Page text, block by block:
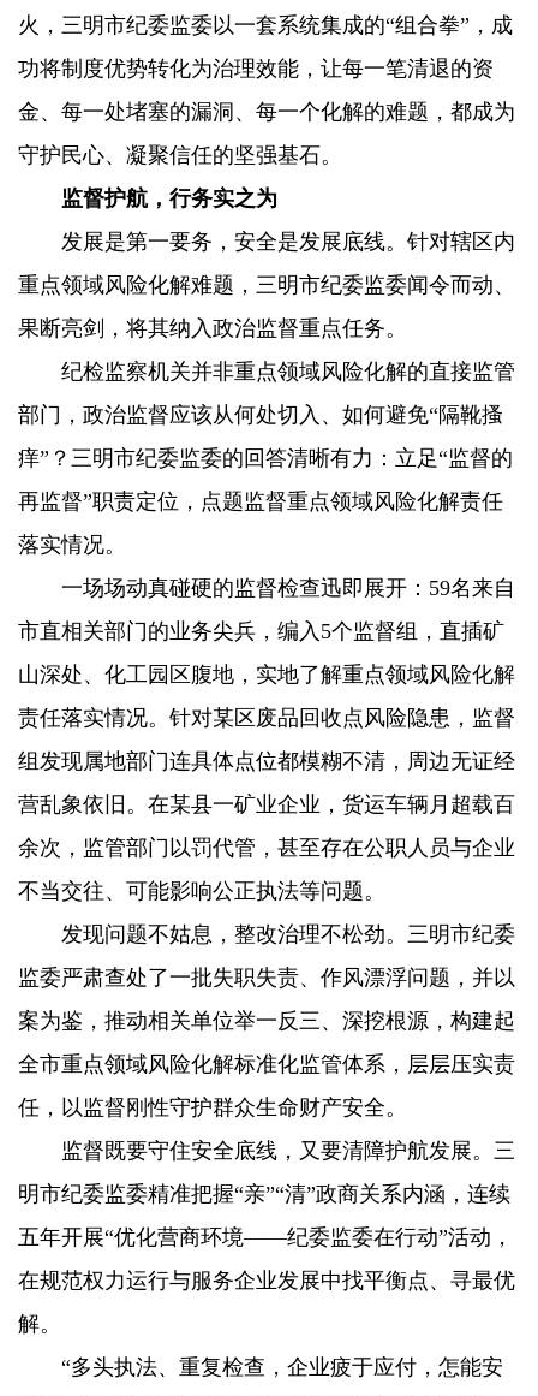
火，三明市纪委监委以一套系统集成的“组合拳”，成
功将制度优势转化为治理效能，让每一笔清退的资
金、每一处堵塞的漏洞、每一个化解的难题，都成为
守护民心、凝聚信任的坚强基石。
监督护航，行务实之为
发展是第一要务，安全是发展底线。针对辖区内
重点领域风险化解难题，三明市纪委监委闻令而动、
果断亮剑，将其纳入政治监督重点任务。
纪检监察机关并非重点领域风险化解的直接监管
部门，政治监督应该从何处切入、如何避免“隔靴搔
痒”？三明市纪委监委的回答清晰有力：立足“监督的
再监督”职责定位，点题监督重点领域风险化解责任
落实情况。
一场场动真碰硬的监督检查迅即展开：59名来自
市直相关部门的业务尖兵，编入5个监督组，直插矿
山深处、化工园区腹地，实地了解重点领域风险化解
责任落实情况。针对某区废品回收点风险隐患，监督
组发现属地部门连具体点位都模糊不清，周边无证经
营乱象依旧。在某县一矿业企业，货运车辆月超载百
余次，监管部门以罚代管，甚至存在公职人员与企业
不当交往、可能影响公正执法等问题。
发现问题不姑息，整改治理不松劲。三明市纪委
监委严肃查处了一批失职失责、作风漂浮问题，并以
案为鉴，推动相关单位举一反三、深挖根源，构建起
全市重点领域风险化解标准化监管体系，层层压实责
任，以监督刚性守护群众生命财产安全。
监督既要守住安全底线，又要清障护航发展。三
明市纪委监委精准把握“亲”“清”政商关系内涵，连续
五年开展“优化营商环境——纪委监委在行动”活动，
在规范权力运行与服务企业发展中找平衡点、寻最优
解。
“多头执法、重复检查，企业疲于应付，怎能安